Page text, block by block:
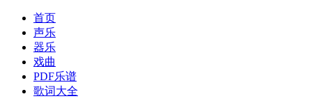
首页
声乐
器乐
戏曲
PDF乐谱
歌词大全